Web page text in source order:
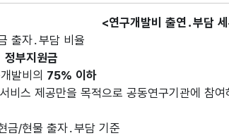
<연구개발비 출연․부담
출자․부담 비율
정부지원금
발비의 75% 이하
스 제공만을 목적으로 공동연구기관에 참여
금/현물 출자․부담 기준